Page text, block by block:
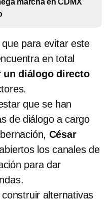
para evitar este
en total
un diálogo directo
que se han
de diálogo a cargo
César
los canales de
para dar
alternativas